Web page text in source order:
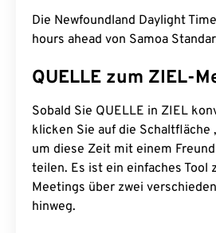
Die Newfoundland Daylight
hours ahead von Samoa
QUELLE zum ZIEL-
Sobald Sie QUELLE in ZIEL
klicken Sie auf die Schaltfläche
um diese Zeit mit einem
teilen. Es ist ein einfaches Tool
Meetings über zwei
hinweg.